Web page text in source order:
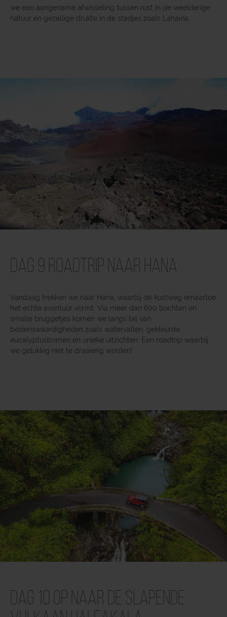
we een aangename afwisseling tussen rust in de weelderige
natuur en gezellige drukte in de stadjes zoals Lahaina.
Dag 9 Roadtrip naar Hana
Vandaag trekken we naar Hana, waarbij de kustweg ernaartoe
het echte avontuur vormt. Via meer dan 600 bochten en
smalle bruggetjes komen we langs tal van
bezienswaardigheden zoals watervallen, gekleurde
eucalyptusbomen en unieke uitzichten. Een roadtrip waarbij
we gelukkig niet te draaierig worden!
Dag 10 Op naar de slapende